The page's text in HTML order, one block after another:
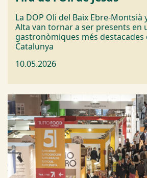
La DOP Oli del Baix Ebre-Montsià
Alta van tornar a ser presents en
gastronòmiques més destacades
Catalunya
10.05.2026